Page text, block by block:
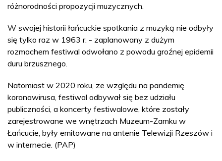
różnorodności propozycji muzycznych.
W swojej historii łańcuckie spotkania z muzyką nie odbyły
się tylko raz w 1963 r. - zaplanowany z dużym
rozmachem festiwal odwołano z powodu groźnej epidemii
duru brzusznego.
Natomiast w 2020 roku, ze względu na pandemię
koronawirusa, festiwal odbywał się bez udziału
publiczności, a koncerty festiwalowe, które zostały
zarejestrowane we wnętrzach Muzeum-Zamku w
Łańcucie, były emitowane na antenie Telewizji Rzeszów i
w internecie. (PAP)